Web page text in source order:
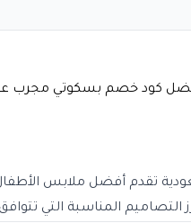
تقدم أفضل ملابس
المناسبة التي